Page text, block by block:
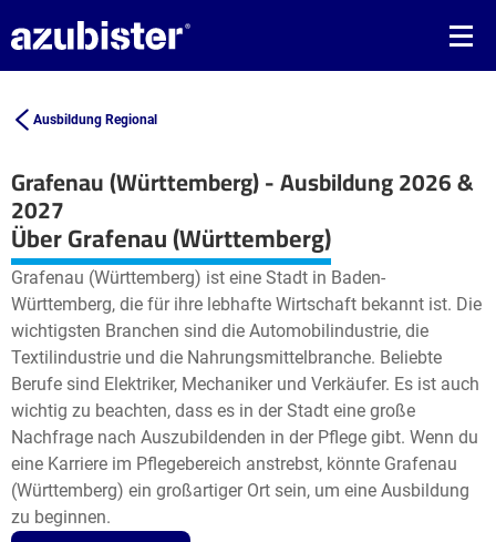
Ausbildung Regional
Grafenau (Württemberg) - Ausbildung 2026 &
2027
+
−
Über Grafenau (Württemberg)
Grafenau (Württemberg) ist eine Stadt in Baden-
Württemberg, die für ihre lebhafte Wirtschaft bekannt ist. Die
wichtigsten Branchen sind die Automobilindustrie, die
Textilindustrie und die Nahrungsmittelbranche. Beliebte
Berufe sind Elektriker, Mechaniker und Verkäufer. Es ist auch
wichtig zu beachten, dass es in der Stadt eine große
Nachfrage nach Auszubildenden in der Pflege gibt. Wenn du
eine Karriere im Pflegebereich anstrebst, könnte Grafenau
(Württemberg) ein großartiger Ort sein, um eine Ausbildung
zu beginnen.